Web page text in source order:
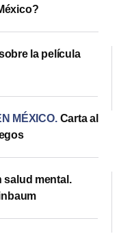
la película
MÉXICO. Carta al
salud mental.